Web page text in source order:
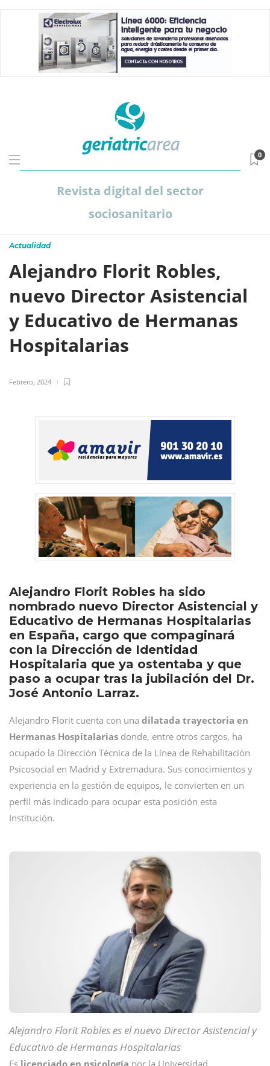
Revista digital del sector
sociosanitario
0
Actualidad
Alejandro Florit Robles,
nuevo Director Asistencial
y Educativo de Hermanas
Hospitalarias
Febrero, 2024
Alejandro Florit Robles ha sido
nombrado nuevo Director Asistencial y
Educativo de Hermanas Hospitalarias
en España, cargo que compaginará
con la Dirección de Identidad
Hospitalaria que ya ostentaba y que
paso a ocupar tras la jubilación del Dr.
José Antonio Larraz.
Alejandro Florit cuenta con una dilatada trayectoria en
Hermanas Hospitalarias donde, entre otros cargos, ha
ocupado la Dirección Técnica de la Línea de Rehabilitación
Psicosocial en Madrid y Extremadura. Sus conocimientos y
experiencia en la gestión de equipos, le convierten en un
perfil más indicado para ocupar esta posición esta
Institución.
Alejandro Florit Robles es el nuevo Director Asistencial y
Educativo de Hermanas Hospitalarias
Es licenciado en psicología por la Universidad